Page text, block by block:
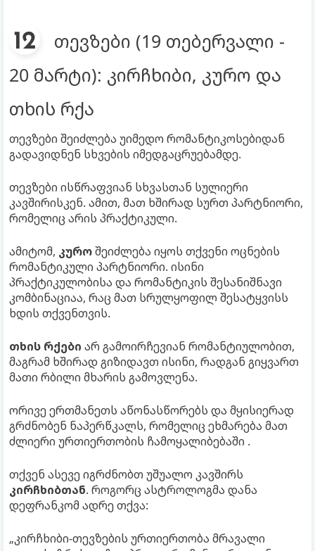
თევზები (19 თებერვალი -
20 მარტი): კირჩხიბი, კურო და
თხის რქა
თევზები შეიძლება უიმედო რომანტიკოსებიდან
გადავიდნენ სხვების იმედგაცრუებამდე.
თევზები ისწრაფვიან სხვასთან სულიერი
კავშირისკენ. ამით, მათ ხშირად სურთ პარტნიორი,
რომელიც არის პრაქტიკული.
ამიტომ, კუროშეიძლება იყოს თქვენი ოცნების
რომანტიკული პარტნიორი. ისინი
პრაქტიკულობისა და რომანტიკის შესანიშნავი
კომბინაციაა, რაც მათ სრულყოფილ შესატყვისს
ხდის თქვენთვის.
თხის რქები არ გამოირჩევიან რომანტიულობით,
მაგრამ ხშირად გიზიდავთ ისინი, რადგან გიყვართ
მათი რბილი მხარის გამოვლენა.
ორივე ერთმანეთს აწონასწორებს და მყისიერად
გრძნობენ ნაპერწკალს, რომელიც ეხმარება მათ
ძლიერი ურთიერთობის ჩამოყალიბებაში .
თქვენ ასევე იგრძნობთ უშუალო კავშირს
კირჩხიბთან. როგორც ასტროლოგმა დანა
დეფრანკომ ადრე თქვა:
„კირჩხიბი-თევზების ურთიერთობა მრავალი